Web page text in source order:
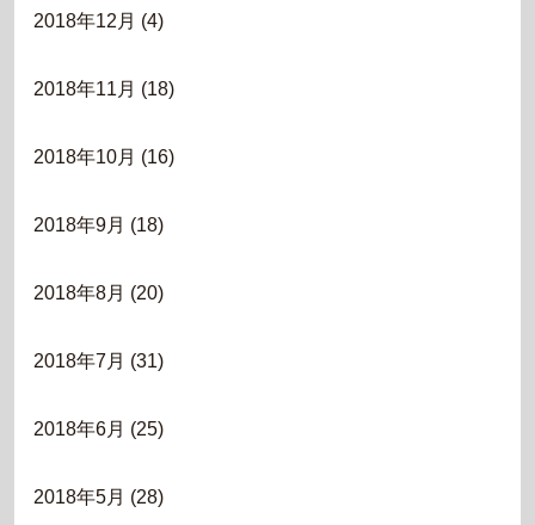
2018年12月 (4)
2018年11月 (18)
2018年10月 (16)
2018年9月 (18)
2018年8月 (20)
2018年7月 (31)
2018年6月 (25)
2018年5月 (28)